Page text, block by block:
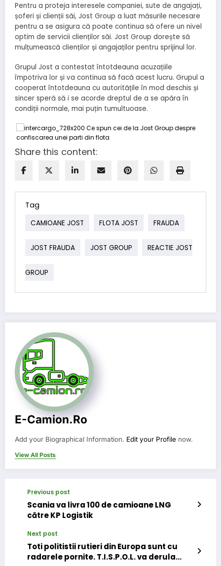
Pentru a proteja interesele companiei, sute de angajați,
șoferi și clienții săi, Jost Group a luat măsurile necesare
pentru a se asigura că poate continua să ofere un nivel
optim de servicii clienților săi. Jost Group dorește să
mulțumească clienților și angajaților pentru sprijinul lor.
Grupul Jost a contestat întotdeauna acuzațiile
împotriva lor și va continua să facă acest lucru. Grupul a
cooperat întotdeauna cu autoritățile în mod deschis și
sincer speră să i se acorde dreptul de a se apăra în
condiții normale, mai puțin tumultuoase.
Share this content:
Tag
CAMIOANE JOST FLOTA JOST FRAUDA
JOST FRAUDA JOST GROUP REACTIE JOST
GROUP
E-Camion.ro
Add your Biographical Information. Edit your Profile now.
View All Posts
Previous post
Scania va livra 100 de camioane LNG
către KP Logistik
Next post
Toti politistii rutieri din Europa sunt cu
radarele pornite. T.I.S.P.O.L. va derula